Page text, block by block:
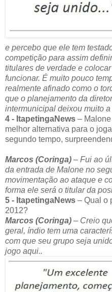
e percebo que ele tem
competição para assim
titulares de verdade e
funcionar. É muito pouco
realmente afinado como o
que o planejamento da
intermunicipal deixou muito a
4 - ItapetingaNews –
melhor alternativa para o
segundo tempo,
Marcos (Coringa) – Fui ao
da entrada de Malone no
movimentação ao ataque e
forma ele será o titular da
5 - ItapetingaNews – Qual o
2012?
Marcos (Coringa) – Creio
geral, índio tem uma
com que seu grupo seja
jogo aqui..